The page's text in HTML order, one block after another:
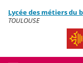
Menu de la
Contenu
Lycée des métiers
TOULOUSE